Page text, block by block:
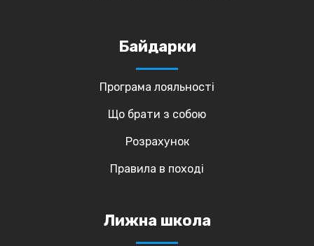
Байдарки
Програма лояльності
Що брати з собою
Розрахунок
Правила в поході
Лижна школа